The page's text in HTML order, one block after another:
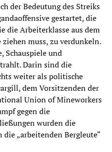
der Bedeutung des Streiks
gestartet, die
die Arbeiterklasse aus dem
muss, zu verdunkeln.
Schauspiele und
Darin sind die
weiter als politische
dem Vorsitzenden der
Union of Mineworkers
gegen die
wurden die
die „arbeitenden Bergleute“